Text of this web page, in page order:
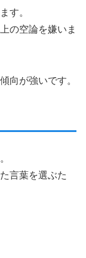
す。
の空論を嫌いま
向が強いです。
言葉を選ぶた